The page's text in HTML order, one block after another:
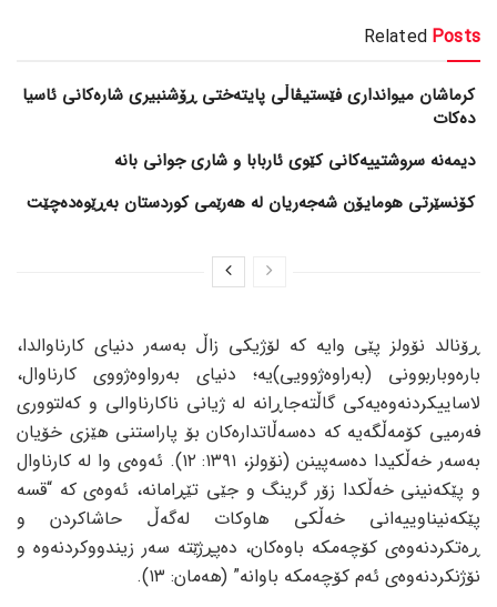
Related Posts
کرماشان میوانداری فێستیڤاڵی پایتەختی ڕۆشنبیری شارەکانی ئاسیا
دەکات
کۆنسێرتی هومایۆن شەجەریان لە هەرێمی کوردستان بەڕێوەدەچێت
ڕۆنالد نۆولز پێی وایه‌ که‌ لۆژیکی زاڵ به‌سه‌ر دنیای کارناوالدا،
باره‌وباربوونی (به‌راوه‌ژوویی)یه‌؛ دنیای به‌رواوه‌ژووی کارناوال،
لاساییکردنه‌وه‌یه‌کی گاڵته‌جاڕانه‌ له‌ ژیانی ناکارناوالی و که‌لتووری
فه‌رمیی کۆمه‌ڵگه‌یه‌ که‌ ده‌سه‌ڵاتداره‌کان بۆ پاراستنی هێزی خۆیان
به‌سه‌ر خه‌ڵکیدا ده‌سه‌پینن (نۆولز، ١٣٩١: ١٢). ئه‌وه‌ی وا له‌ کارناوال
و پێکه‌نینی خه‌ڵکدا زۆر گرینگ و جێی تێڕامانه‌، ئه‌وه‌ی که‌ “قسه‌
پێکه‌نیناوییه‌انی خه‌ڵکی هاوکات له‌گه‌ڵ حاشاکردن و
ڕه‌تکردنه‌وه‌ی کۆچه‌مکه‌ باوه‌کان، ده‌پڕژێته‌ سه‌ر زیندووکردنه‌وه‌ و
نۆژنکردنه‌وه‌ی ئه‌م کۆچه‌مکه‌ باوانه‌” (هه‌مان: ١٣).